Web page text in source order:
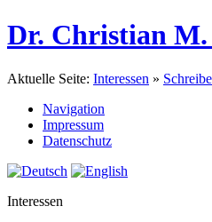
Dr. Christian
Aktuelle Seite: Interessen »
Navigation
Impressum
Datenschutz
Interessen